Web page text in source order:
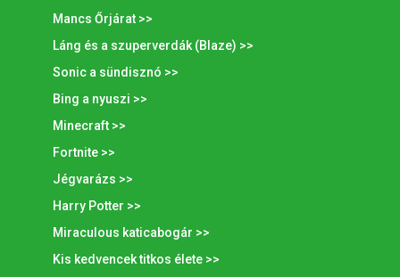
Mancs Őrjárat >>
Láng és a szuperverdák (Blaze) >>
Sonic a sündisznó >>
Bing a nyuszi >>
Minecraft >>
Fortnite >>
Jégvarázs >>
Harry Potter >>
Miraculous katicabogár >>
Kis kedvencek titkos élete >>